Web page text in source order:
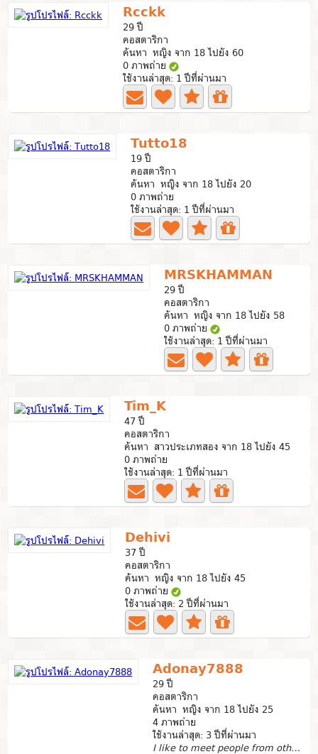
Rcckk
29 ปี
คอสตาริกา
ค้นหา หญิง จาก 18 ไปยัง 60
0 ภาพถ่าย
ใช้งานล่าสุด: 1 ปีที่ผ่านมา
Tutto18
19 ปี
คอสตาริกา
ค้นหา หญิง จาก 18 ไปยัง 20
0 ภาพถ่าย
ใช้งานล่าสุด: 1 ปีที่ผ่านมา
MRSKHAMMAN
29 ปี
คอสตาริกา
ค้นหา หญิง จาก 18 ไปยัง 58
0 ภาพถ่าย
ใช้งานล่าสุด: 1 ปีที่ผ่านมา
Tim_K
47 ปี
คอสตาริกา
ค้นหา สาวประเภทสอง จาก 18 ไปยัง 45
0 ภาพถ่าย
ใช้งานล่าสุด: 1 ปีที่ผ่านมา
Dehivi
37 ปี
คอสตาริกา
ค้นหา หญิง จาก 18 ไปยัง 45
0 ภาพถ่าย
ใช้งานล่าสุด: 2 ปีที่ผ่านมา
Adonay7888
29 ปี
คอสตาริกา
ค้นหา หญิง จาก 18 ไปยัง 25
4 ภาพถ่าย
ใช้งานล่าสุด: 3 ปีที่ผ่านมา
I like to meet people from other parts of the worl